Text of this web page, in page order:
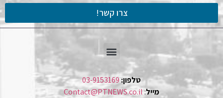
צרו קשר!
טלפון:03-9153169
מייל:
Contact@PTNEWS.co.il